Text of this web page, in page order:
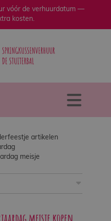
vóór de verhuurdatum —
kosten.
artikelen
meisje